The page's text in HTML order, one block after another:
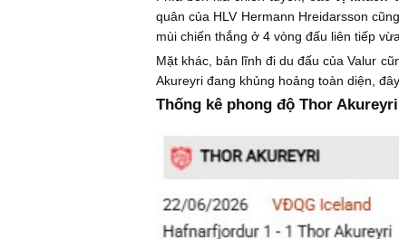
quân của HLV Hermann Hreidarsson
mùi chiến thắng ở 4 vòng đấu liên tiếp
Mặt khác, bản lĩnh đi du đấu của Valur
Akureyri đang khủng hoảng toàn diện,
Thống kê phong độ Thor